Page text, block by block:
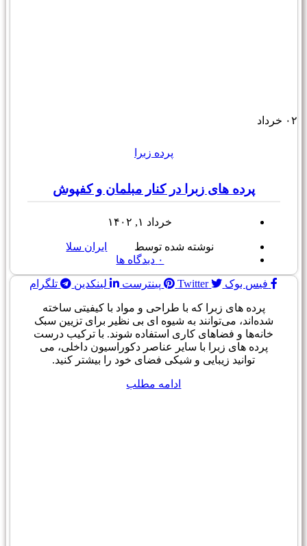
۰۲ خرداد
پرده زبرا
پرده های زبرا در کنار مبلمان و کفپوش
خرداد ۱, ۱۴۰۲
نوشته شده توسط
ایران سلا
۰ دیدگاه ها
فیس بوک Twitter پینترست لینکدین تلگرام
پرده های زبرا که با طراحی و مواد با کیفیتی ساخته
شده‌اند، می‌توانند به شیوه ای بی نظیر برای تزیین سبک
خانه‌ها و فضاهای کاری استفاده شوند. با ترکیب درست
پرده های زبرا با سایر عناصر دکوراسیون داخلی، می
توانید زیبایی و شیکی فضای خود را بیشتر کنید.
ادامه مطلب